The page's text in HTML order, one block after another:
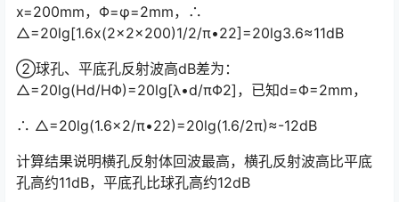
x=200mm，Φ=φ=2mm，∴
△=20lg[1.6x(2x2x200)1/2/π•22]=20lg3.6≈11dB󠅅󠅃󠄵󠅂󠄪󠇖󠆨󠆨󠇕󠆞󠆒󠅬󠇘󠆭󠆘󠇙󠆝󠅵󠇗󠆭󠆁󠄐󠇗󠅹󠅸󠇖󠆍󠅳󠇖󠅹󠅰󠇖󠆌󠅹
②球孔、平底孔反射波高dB差为：
△=20lg(Hd/HΦ)=20lg[λ•d/πΦ2]，已知d=Φ=2mm，
∴ △=20lg(1.6×2/π•22)=20lg(1.6/2π)≈-12dB
计算结果说明横孔反射体回波最高，横孔反射波高比平底
孔高约11dB，平底孔比球孔高约12dB